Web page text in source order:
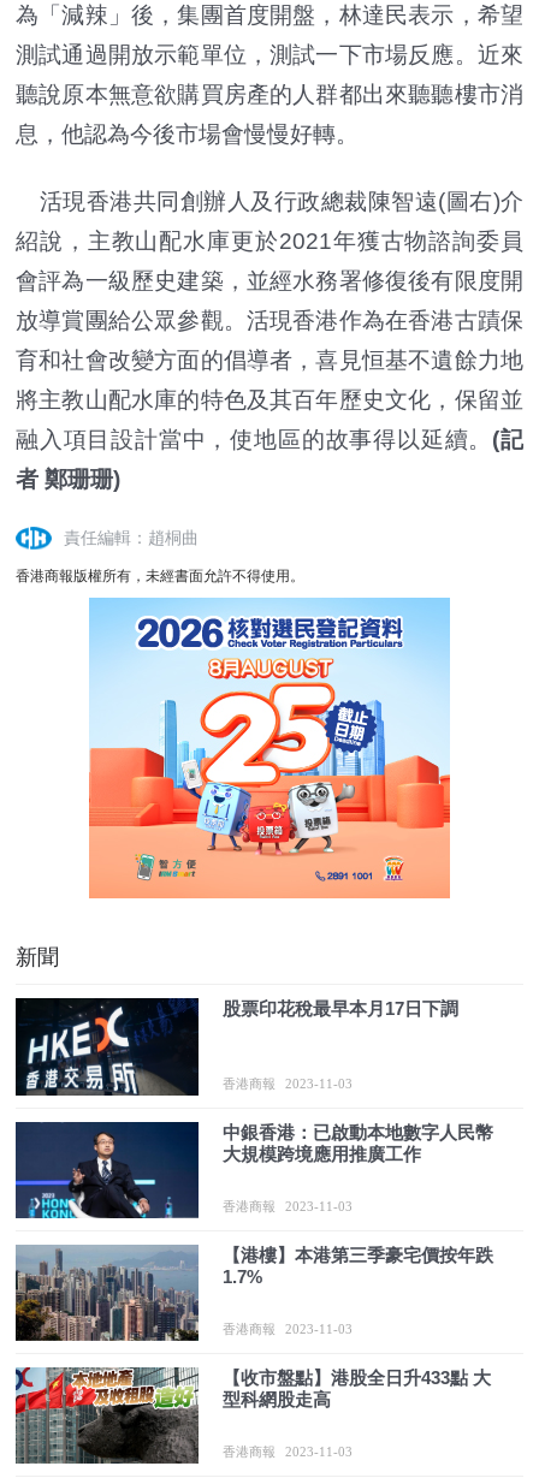
為「減辣」後，集團首度開盤，林達民表示，希望
測試通過開放示範單位，測試一下市場反應。近來
聽說原本無意欲購買房產的人群都出來聽聽樓市消
息，他認為今後市場會慢慢好轉。
活現香港共同創辦人及行政總裁陳智遠(圖右)介
紹說，主教山配水庫更於2021年獲古物諮詢委員
會評為一級歷史建築，並經水務署修復後有限度開
放導賞團給公眾參觀。活現香港作為在香港古蹟保
育和社會改變方面的倡導者，喜見恒基不遺餘力地
將主教山配水庫的特色及其百年歷史文化，保留並
融入項目設計當中，使地區的故事得以延續。 (記
者 鄭珊珊)
責任編輯：趙桐曲
香港商報版權所有，未經書面允許不得使用。
新聞
股票印花稅最早本月17日下調
香港商報 2023-11-03
中銀香港：已啟動本地數字人民幣
大規模跨境應用推廣工作
香港商報 2023-11-03
【港樓】本港第三季豪宅價按年跌
1.7%
香港商報 2023-11-03
【收市盤點】港股全日升433點 大
型科網股走高
香港商報 2023-11-03